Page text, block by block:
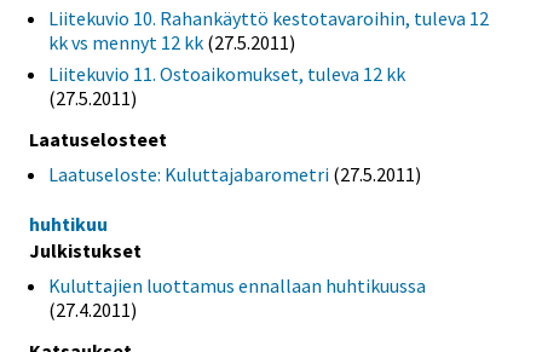
Liitekuvio 10. Rahankäyttö kestotavaroihin, tuleva 12
kk vs mennyt 12 kk (27.5.2011)
Liitekuvio 11. Ostoaikomukset, tuleva 12 kk
(27.5.2011)
Laatuselosteet
Laatuseloste: Kuluttajabarometri (27.5.2011)
huhtikuu
Julkistukset
Kuluttajien luottamus ennallaan huhtikuussa
(27.4.2011)